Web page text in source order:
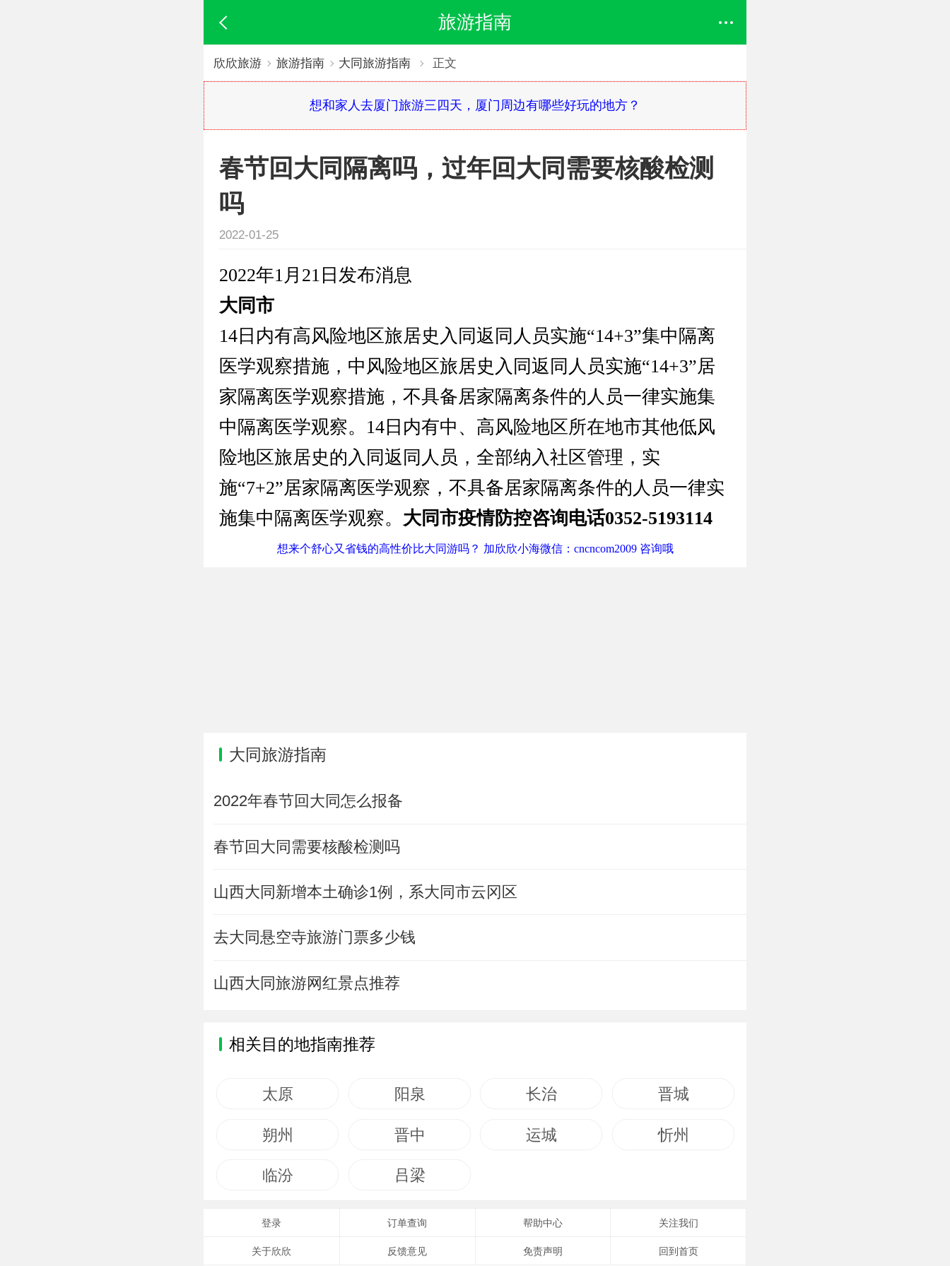
旅游指南
欣欣旅游 旅游指南 大同旅游指南 正文
想和家人去厦门旅游三四天，厦门周边有哪些好玩的地方？
春节回大同隔离吗，过年回大同需要核酸检测
吗
2022-01-25
2022年1月21日发布消息
大同市
14日内有高风险地区旅居史入同返同人员实施“14+3”集中隔离
医学观察措施，中风险地区旅居史入同返同人员实施“14+3”居
家隔离医学观察措施，不具备居家隔离条件的人员一律实施集
中隔离医学观察。14日内有中、高风险地区所在地市其他低风
险地区旅居史的入同返同人员，全部纳入社区管理，实
施“7+2”居家隔离医学观察，不具备居家隔离条件的人员一律实
施集中隔离医学观察。 大同市疫情防控咨询电话0352-5193114
想来个舒心又省钱的高性价比大同游吗？ 加欣欣小海微信：cncncom2009 咨询哦
大同旅游指南
2022年春节回大同怎么报备
春节回大同需要核酸检测吗
山西大同新增本土确诊1例，系大同市云冈区
去大同悬空寺旅游门票多少钱
山西大同旅游网红景点推荐
相关目的地指南推荐
太原 阳泉 长治 晋城
朔州 晋中 运城 忻州
临汾 吕梁
登录 订单查询 帮助中心 关注我们
关于欣欣 反馈意见 免责声明 回到首页